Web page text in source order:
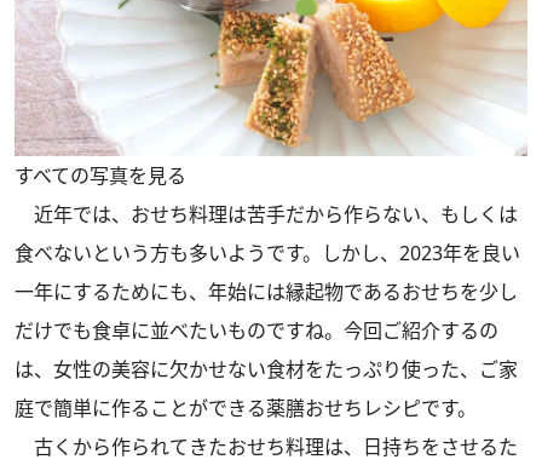
すべての写真を見る
近年では、おせち料理は苦手だから作らない、もしくは
食べないという方も多いようです。しかし、2023年を良い
一年にするためにも、年始には縁起物であるおせちを少し
だけでも食卓に並べたいものですね。今回ご紹介するの
は、女性の美容に欠かせない食材をたっぷり使った、ご家
庭で簡単に作ることができる薬膳おせちレシピです。
古くから作られてきたおせち料理は、日持ちをさせるた